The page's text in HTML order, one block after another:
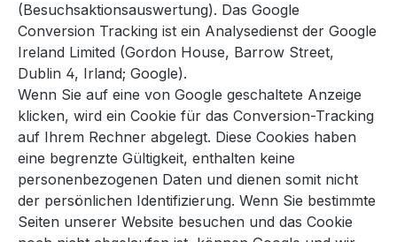
(Besuchsaktionsauswertung). Das Google
Conversion Tracking ist ein Analysedienst der Google
Ireland Limited (Gordon House, Barrow Street,
Dublin 4, Irland; Google).
Wenn Sie auf eine von Google geschaltete Anzeige
klicken, wird ein Cookie für das Conversion-Tracking
auf Ihrem Rechner abgelegt. Diese Cookies haben
eine begrenzte Gültigkeit, enthalten keine
personenbezogenen Daten und dienen somit nicht
der persönlichen Identifizierung. Wenn Sie bestimmte
Seiten unserer Website besuchen und das Cookie